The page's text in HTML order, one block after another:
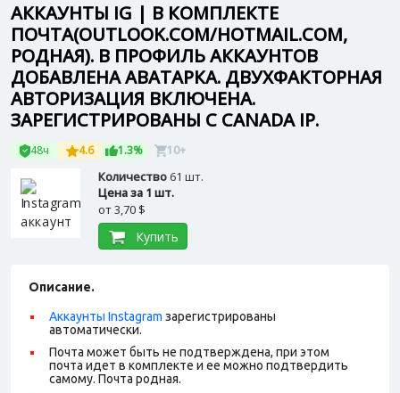
АККАУНТЫ IG | В КОМПЛЕКТЕ
ПОЧТА(OUTLOOK.COM/HOTMAIL.COM,
РОДНАЯ). В ПРОФИЛЬ АККАУНТОВ
ДОБАВЛЕНА АВАТАРКА. ДВУХФАКТОРНАЯ
АВТОРИЗАЦИЯ ВКЛЮЧЕНА.
ЗАРЕГИСТРИРОВАНЫ С CANADA IP.
48ч 4.6 1.3% 10+
Количество 61 шт.
Цена за 1 шт.
от3,70 $
Купить
Описание.
Аккаунты Instagram зарегистрированы
автоматически.
Почта может быть не подтверждена, при этом
почта идет в комплекте и ее можно подтвердить
самому. Почта родная.